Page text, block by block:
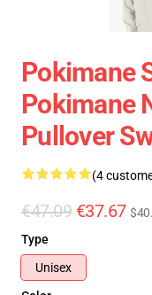
Pokimane
Pokimane
Pullover
(4
€47.09 €37.67
Type
Unisex